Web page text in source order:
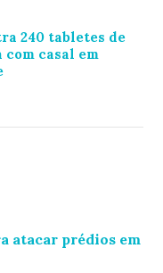
240 tabletes de
com casal em
atacar prédios em